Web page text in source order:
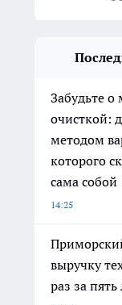
Забудьте о
очисткой:
методом
которого
сама собой
14:25
выручку
раз за пять